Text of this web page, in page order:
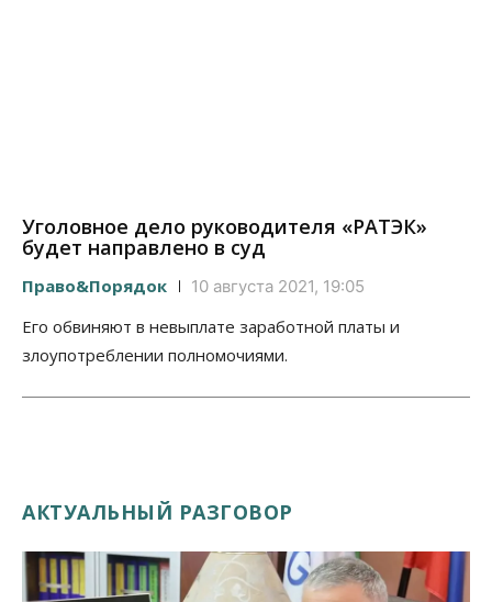
Уголовное дело руководителя «РАТЭК»
будет направлено в суд
Право&Порядок 10 августа 2021, 19:05
Его обвиняют в невыплате заработной платы и
злоупотреблении полномочиями.
АКТУАЛЬНЫЙ РАЗГОВОР